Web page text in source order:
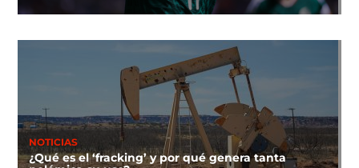
NOTICIAS
¿Qué es el ‘fracking’ y por qué genera tanta